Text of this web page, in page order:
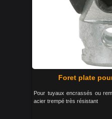
Foret plate
Pour tuyaux encrassés ou
acier trempé très résistant